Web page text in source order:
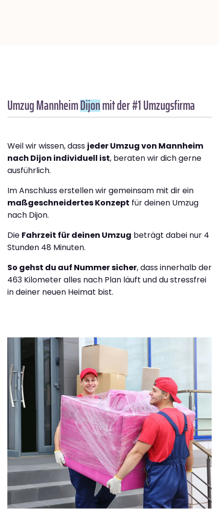
Umzug MannheimDijonmit der #1 Umzugsfirma
Weil wir wissen, dass jeder Umzug von Mannheim
nach Dijon individuell ist, beraten wir dich gerne
ausführlich.
Im Anschluss erstellen wir gemeinsam mit dir ein
maßgeschneidertes Konzept für deinen Umzug
nach Dijon.
Die Fahrzeit für deinen Umzug beträgt dabei nur 4
Stunden 48 Minuten.
So gehst du auf Nummer sicher, dass innerhalb der
463 Kilometer alles nach Plan läuft und du stressfrei
in deiner neuen Heimat bist.